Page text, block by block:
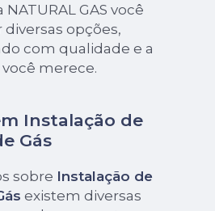
NATURAL GAS você
opções,
com qualidade e a
merece.
Instalação de
Gás
sobre Instalação de
existem diversas